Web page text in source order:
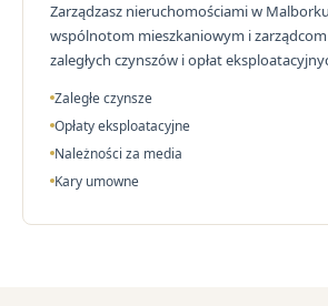
Zarządzasz nieruchomościami w
wspólnotom mieszkaniowym i
zaległych czynszów i opłat
Zaległe czynsze
Opłaty eksploatacyjne
Należności za media
Kary umowne